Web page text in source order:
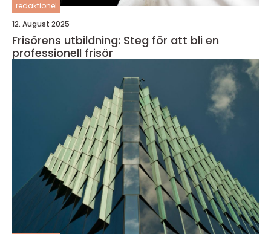
redaktionel
12. August 2025
Frisörens utbildning: Steg för att bli en
professionell frisör